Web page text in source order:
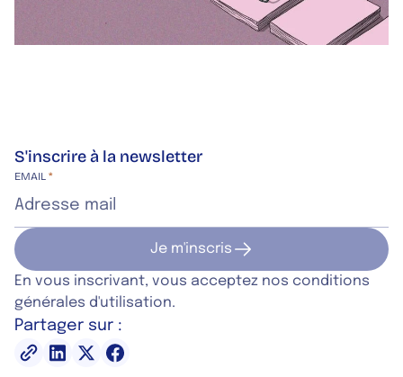
S'inscrire à la newsletter
EMAIL *
Site web de l’entreprise
Je m'inscris
En vous inscrivant, vous acceptez nos conditions
générales d'utilisation.
Partager sur :